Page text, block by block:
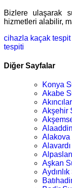
Bizlere ulaşarak
hizmetleri alabilir,
cihazla kaçak tespit
tespiti
Diğer Sayfalar
Konya
Akabe
Akşehir
Alakova
Aşkan